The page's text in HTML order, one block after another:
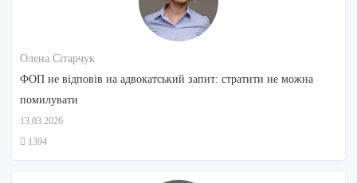
Олена Сітарчук
ФОП не відповів на адвокатський запит: стратити не можна
помилувати
13.03.2026
1394